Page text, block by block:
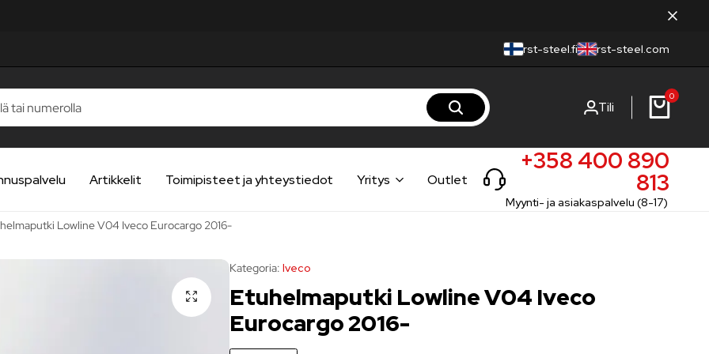
rst-steel.fi rst-steel.com
Tili
0
Artikkelit Toimipisteet ja yhteystiedot Yritys Outlet
+358 400 890
813
Myynti- ja asiakaspalvelu (8-17)
Lowline V04 Iveco Eurocargo 2016-
Kategoria: Iveco
Etuhelmaputki Lowline V04 Iveco
Eurocargo 2016-